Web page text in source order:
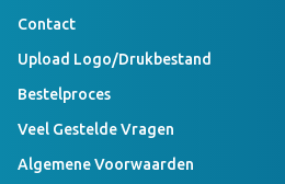
Contact
Upload Logo/drukbestand
Bestelproces
Veel Gestelde Vragen
Algemene Voorwaarden